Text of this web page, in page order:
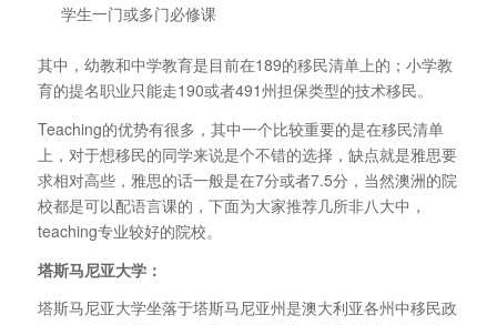
学生一门或多门必修课
其中，幼教和中学教育是目前在189的移民清单上的；小学教
育的提名职业只能走190或者491州担保类型的技术移民。
Teaching的优势有很多，其中一个比较重要的是在移民清单
上，对于想移民的同学来说是个不错的选择，缺点就是雅思要
求相对高些，雅思的话一般是在7分或者7.5分，当然澳洲的院
校都是可以配语言课的，下面为大家推荐几所非八大中，
teaching专业较好的院校。
塔斯马尼亚大学：
塔斯马尼亚大学坐落于塔斯马尼亚州是澳大利亚各州中移民政